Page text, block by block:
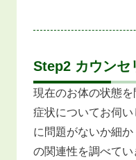
Step2 カウンセ
現在のお体の状態
症状についてお伺
に問題がないか細
の関連性を調べてい